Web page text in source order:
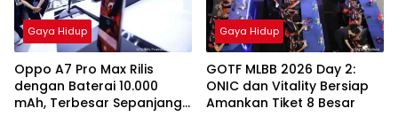
Gaya Hidup
Oppo A7 Pro Max Rilis
dengan Baterai 10.000
mAh, Terbesar Sepanjang
Gaya Hidup
GOTF MLBB 2026 Day 2:
ONIC dan Vitality Bersiap
Amankan Tiket 8 Besar